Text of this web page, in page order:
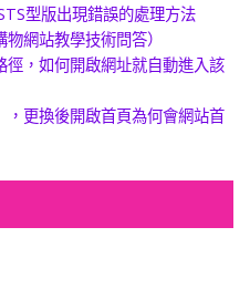
型版出現錯誤的處理方法
網站教學技術問答）
，如何開啟網址就自動進入該
更換後開啟首頁為何會網站首